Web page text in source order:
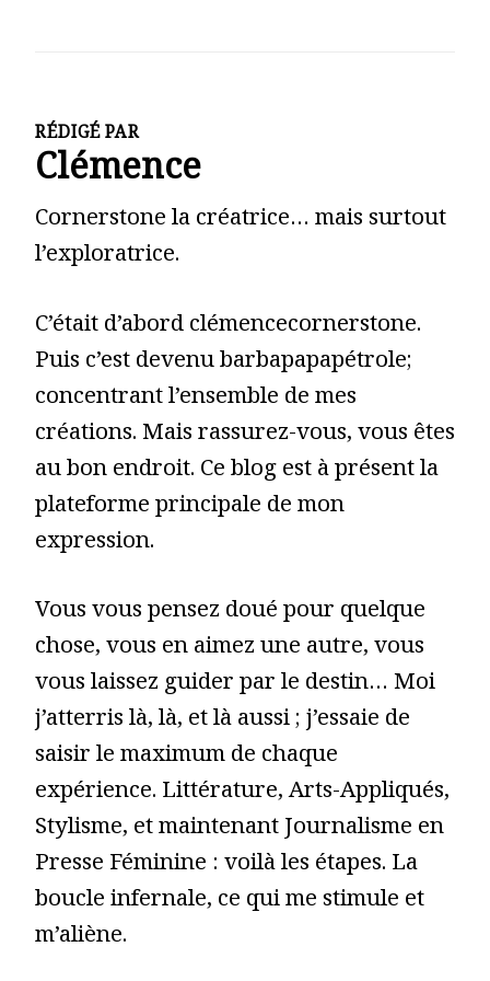
RÉDIGÉ PAR
Clémence
Cornerstone la créatrice… mais surtout
l’exploratrice.
C’était d’abord clémencecornerstone.
Puis c’est devenu barbapapapétrole;
concentrant l’ensemble de mes
créations. Mais rassurez-vous, vous êtes
au bon endroit. Ce blog est à présent la
plateforme principale de mon
expression.
Vous vous pensez doué pour quelque
chose, vous en aimez une autre, vous
vous laissez guider par le destin… Moi
j’atterris là, là, et là aussi ; j’essaie de
saisir le maximum de chaque
expérience. Littérature, Arts-Appliqués,
Stylisme, et maintenant Journalisme en
Presse Féminine : voilà les étapes. La
boucle infernale, ce qui me stimule et
m’aliène.